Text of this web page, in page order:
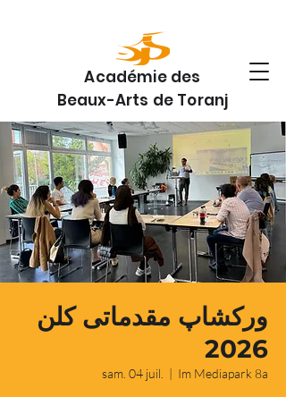
Académie des
Beaux-Arts de Toranj
ورکشاپ مقدماتی کلن
2026
sam. 04 juil.
  |
Im Mediapark 8a